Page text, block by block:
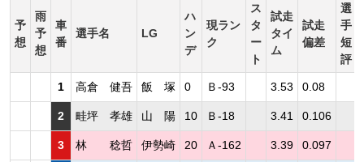
予
想
雨
予
想
車
番
選手名 LG
ハ
ン
デ
現ラン
ク
ス
タ
ー
ト
試走
タイ
ム
試走
偏差
選
手
短
評
1 高倉 健吾 飯 塚 0 Ｂ-93 3.53 0.08
2 畦坪 孝雄 山 陽 10 Ｂ-18 3.41 0.106
3 林 稔哲 伊勢崎 20 Ａ-162 3.39 0.097